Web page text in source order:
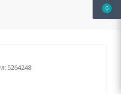
5264248
0